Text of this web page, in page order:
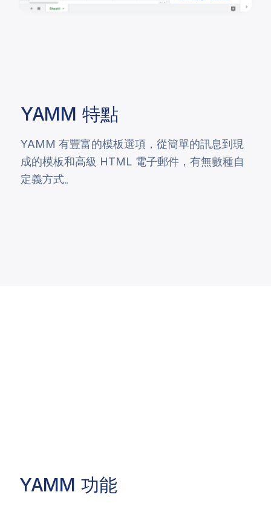
YAMM 特點
YAMM 有豐富的模板選項，從簡單的訊息到現
成的模板和高級 HTML 電子郵件，有無數種自
定義方式。
YAMM 功能